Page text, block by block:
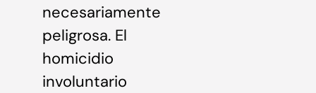
necesariamente
peligrosa. El
homicidio
involuntario